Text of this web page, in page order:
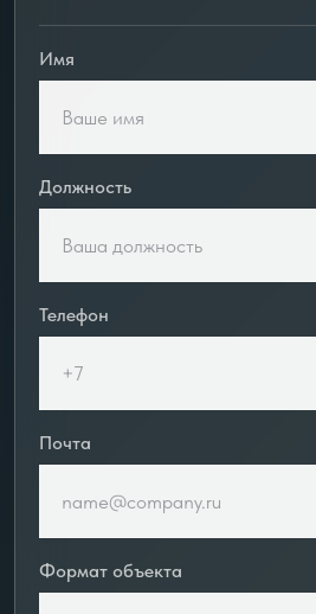
Имя
Должность
Телефон
Почта
Формат объекта